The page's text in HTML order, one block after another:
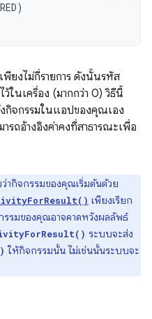
)
ยงไม่กี่รายการ ดังนั้นรหัส
ในเครื่อง (มากกว่า 0) วิธีนี้
กิจกรรมในแอปของคุณเอง
รถอ้างอิงค่าคงที่สาธารณะเพื่อ
ากิจกรรมของคุณเริ่มต้นด้วย
เพียงเรียก
รมของคุณอาจคาดหวังผลลัพธ์
ระบบจะส่ง
ให้กิจกรรมนั้น ไม่เช่นนั้นระบบจะ